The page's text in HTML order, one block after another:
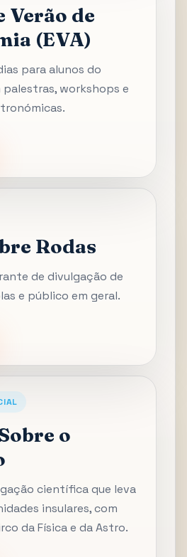
Verão de
(EVA)
para alunos do
workshops e
Rodas
de divulgação de
e público em geral.
o
científica que leva
insulares, com
da Física e da Astro.